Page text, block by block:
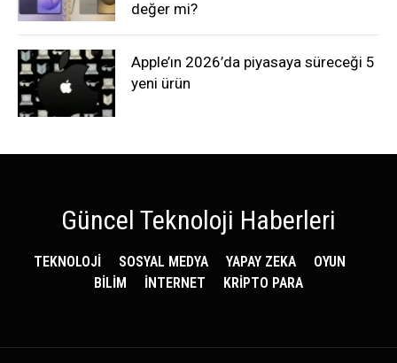
değer mi?
Apple’ın 2026’da piyasaya süreceği 5
yeni ürün
Güncel Teknoloji Haberleri
TEKNOLOJİ SOSYAL MEDYA YAPAY ZEKA
OYUN
BİLİM
İNTERNET KRİPTO PARA